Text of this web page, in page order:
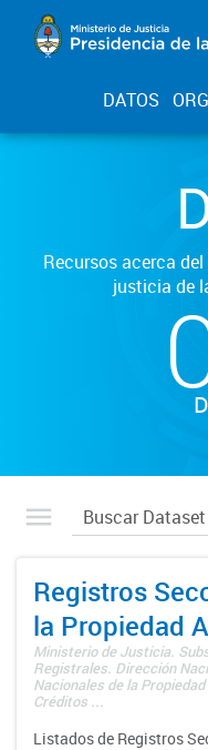
DATOS
Recursos acerca
justicia de
Registros
la Propiedad
Ministerio de Justicia.
Registrales. Dirección
Nacionales de la
Créditos ...
Listados de Registros